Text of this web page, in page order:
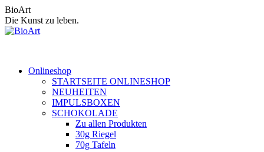
Zum
Inhalt
springen
BioArt
Die Kunst zu leben.
Onlineshop
STARTSEITE ONLINESHOP
NEUHEITEN
IMPULSBOXEN
SCHOKOLADE
Zu allen Produkten
30g Riegel
70g Tafeln